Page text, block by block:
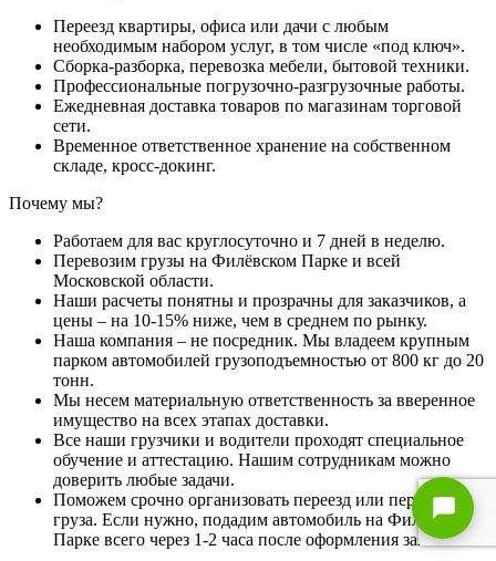
Переезд квартиры, офиса или дачи с любым
необходимым набором услуг, в том числе «под ключ».
Сборка-разборка, перевозка мебели, бытовой техники.
Профессиональные погрузочно-разгрузочные работы.
Ежедневная доставка товаров по магазинам торговой
сети.
Временное ответственное хранение на собственном
складе, кросс-докинг.
Почему мы?
Работаем для вас круглосуточно и 7 дней в неделю.
Перевозим грузы на Филёвском Парке и всей
Московской области.
Наши расчеты понятны и прозрачны для заказчиков, а
цены – на 10-15% ниже, чем в среднем по рынку.
Наша компания – не посредник. Мы владеем крупным
парком автомобилей грузоподъемностью от 800 кг до 20
тонн.
Мы несем материальную ответственность за вверенное
имущество на всех этапах доставки.
Все наши грузчики и водители проходят специальное
обучение и аттестацию. Нашим сотрудникам можно
доверить любые задачи.
Поможем срочно организовать переезд или перевозку
груза. Если нужно, подадим автомобиль на Филёвском
Парке всего через 1-2 часа после оформления заявки.